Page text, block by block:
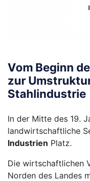
Vom Beginn
zur
Stahlindustrie
In der Mitte des 19.
landwirtschaftliche
Industrien Platz.
Die wirtschaftlichen
Norden des Landes